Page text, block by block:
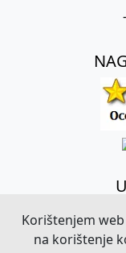
Korištenjem
na korištenje
-